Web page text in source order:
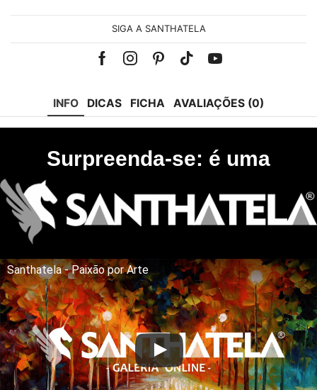
SIGA A SANTHATELA
Facebook
Instagram
Pinterest
Tik-Youtube
INFO DICAS FICHA AVALIAÇÕES (0)
Surpreenda-se: é uma
Santhatela - Paixão por Arte